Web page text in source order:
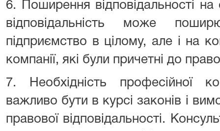
6. Поширення відповідальності
відповідальність може
підприємство в цілому, але і на
компанії, які були причетні до
7. Необхідність професійної
важливо бути в курсі законів і
правової відповідальності.